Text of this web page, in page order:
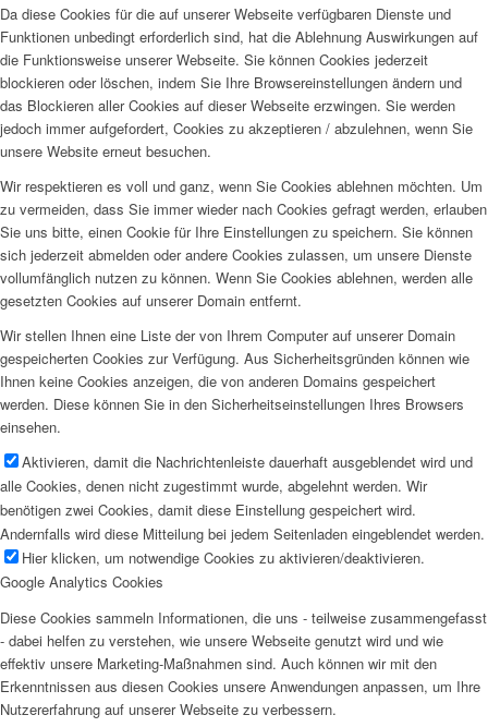
Da diese Cookies für die auf unserer Webseite verfügbaren Dienste und
Funktionen unbedingt erforderlich sind, hat die Ablehnung Auswirkungen auf
die Funktionsweise unserer Webseite. Sie können Cookies jederzeit
blockieren oder löschen, indem Sie Ihre Browsereinstellungen ändern und
das Blockieren aller Cookies auf dieser Webseite erzwingen. Sie werden
jedoch immer aufgefordert, Cookies zu akzeptieren / abzulehnen, wenn Sie
unsere Website erneut besuchen.
Wir respektieren es voll und ganz, wenn Sie Cookies ablehnen möchten. Um
zu vermeiden, dass Sie immer wieder nach Cookies gefragt werden, erlauben
Sie uns bitte, einen Cookie für Ihre Einstellungen zu speichern. Sie können
sich jederzeit abmelden oder andere Cookies zulassen, um unsere Dienste
vollumfänglich nutzen zu können. Wenn Sie Cookies ablehnen, werden alle
gesetzten Cookies auf unserer Domain entfernt.
Wir stellen Ihnen eine Liste der von Ihrem Computer auf unserer Domain
gespeicherten Cookies zur Verfügung. Aus Sicherheitsgründen können wie
Ihnen keine Cookies anzeigen, die von anderen Domains gespeichert
werden. Diese können Sie in den Sicherheitseinstellungen Ihres Browsers
einsehen.
Aktivieren, damit die Nachrichtenleiste dauerhaft ausgeblendet wird und
alle Cookies, denen nicht zugestimmt wurde, abgelehnt werden. Wir
benötigen zwei Cookies, damit diese Einstellung gespeichert wird.
Andernfalls wird diese Mitteilung bei jedem Seitenladen eingeblendet werden.
Hier klicken, um notwendige Cookies zu aktivieren/deaktivieren.
Google Analytics Cookies
Diese Cookies sammeln Informationen, die uns - teilweise zusammengefasst
- dabei helfen zu verstehen, wie unsere Webseite genutzt wird und wie
effektiv unsere Marketing-Maßnahmen sind. Auch können wir mit den
Erkenntnissen aus diesen Cookies unsere Anwendungen anpassen, um Ihre
Nutzererfahrung auf unserer Webseite zu verbessern.